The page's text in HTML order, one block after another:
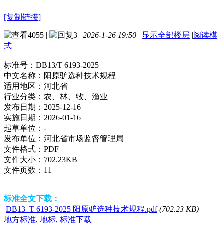
[复制链接]
4055 | 3 | 2026-1-26 19:50 | 显示全部楼层 |阅读模
式
标准号： DB13/T 6193-2025
中文名称： 阳原驴选种技术规程
适用地区： 河北省
行业分类： 农、林、牧、渔业
发布日期： 2025-12-16
实施日期： 2026-01-16
起草单位： -
发布单位： 河北省市场监督管理局
文件格式： PDF
文件大小： 702.23KB
文件页数： 11
标准全文下载：
DB13_T 6193-2025 阳原驴选种技术规程.pdf (702.23 KB)
地方标准, 地标, 标准下载